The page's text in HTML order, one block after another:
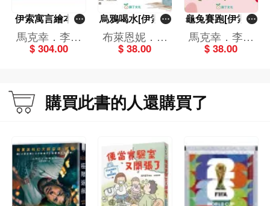
伊索寓言繪本系
列（一套8冊）
馬克幸．李．
麥凱,貝姬．戴
$ 304.00
烏鴉喝水[伊索寓
言繪本系列]
布萊恩妮．克
拉克森
$ 38.00
龜兔賽跑[伊索寓
言繪本系列]
馬克幸．李．
麥凱
$ 38.00
購買此書的人還購買了